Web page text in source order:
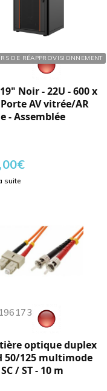
DE RÉAPPROVISIONNEMENT
Noir - 22U - 600 x
AV vitrée/AR
- Assemblée
€
suite
optique duplex
50/125 multimode
/ ST - 10 m